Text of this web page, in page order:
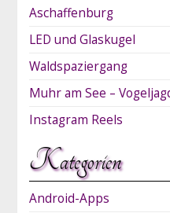
Aschaffenburg
LED und Glaskugel
Waldspaziergang
Muhr am See –
Instagram Reels
Kategorien
Android-Apps